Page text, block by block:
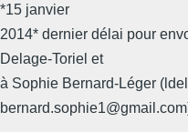
*15 janvier
2014* dernier délai pour
Delage-Toriel et
à Sophie Bernard-Léger